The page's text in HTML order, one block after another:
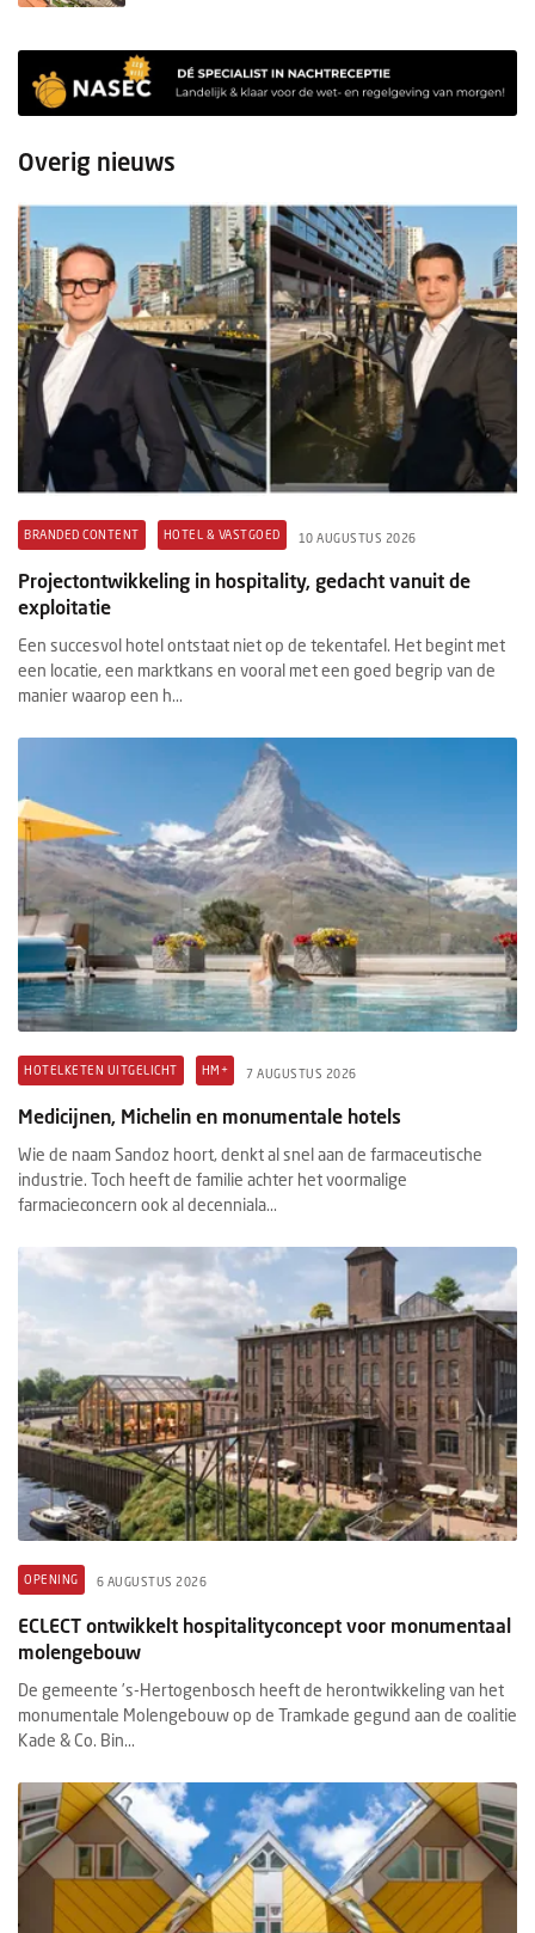
Overig nieuws
BRANDED CONTENT HOTEL & VASTGOED 10 AUGUSTUS 2026
Projectontwikkeling in hospitality, gedacht vanuit de
exploitatie
Een succesvol hotel ontstaat niet op de tekentafel. Het begint met
een locatie, een marktkans en vooral met een goed begrip van de
manier waarop een h...
HOTELKETEN UITGELICHT HM+ 7 AUGUSTUS 2026
Medicijnen, Michelin en monumentale hotels
Wie de naam Sandoz hoort, denkt al snel aan de farmaceutische
industrie. Toch heeft de familie achter het voormalige
farmacieconcern ook al decenniala...
OPENING 6 AUGUSTUS 2026
ECLECT ontwikkelt hospitalityconcept voor monumentaal
molengebouw
De gemeente ’s-Hertogenbosch heeft de herontwikkeling van het
monumentale Molengebouw op de Tramkade gegund aan de coalitie
Kade & Co. Bin...